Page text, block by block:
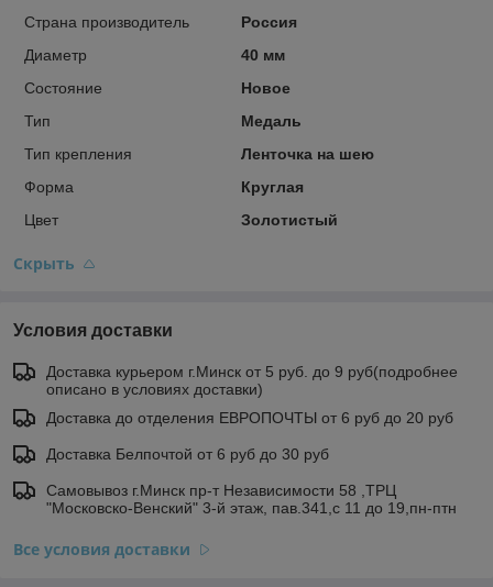
Страна производитель
Россия
Диаметр
40 мм
Состояние
Новое
Тип
Медаль
Тип крепления
Ленточка на шею
Форма
Круглая
Цвет
Золотистый
Скрыть
Условия доставки
Доставка курьером г.Минск от 5 руб. до 9 руб(подробнее
описано в условиях доставки)
Доставка до отделения ЕВРОПОЧТЫ от 6 руб до 20 руб
Доставка Белпочтой от 6 руб до 30 руб
Самовывоз г.Минск пр-т Независимости 58 ,ТРЦ
"Московско-Венский" 3-й этаж, пав.341,с 11 до 19,пн-птн
Все условия доставки